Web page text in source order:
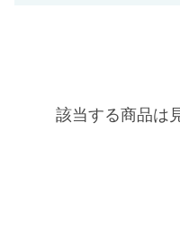
該当する商品は